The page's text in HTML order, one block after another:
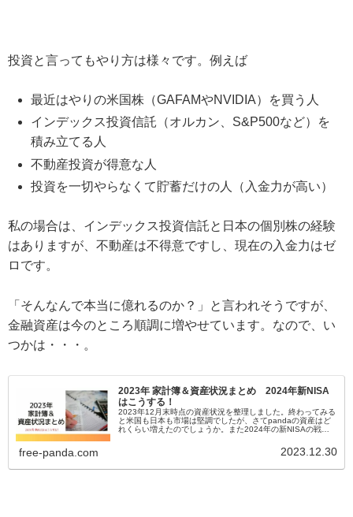
投資と言ってもやり方は様々です。例えば
最近はやりの米国株（GAFAMやNVIDIA）を買う人
インデックス投資信託（オルカン、S&P500など）を
積み立てる人
不動産投資が得意な人
投資を一切やらなくて貯蓄だけの人（入金力が高い）
私の場合は、インデックス投資信託と日本の個別株の経験
はありますが、不動産は不得意ですし、現在の入金力はゼ
ロです。
「そんなんで本当に億れるのか？」と言われそうですが、
金融資産は今のところ順調に増やせています。なので、い
つかは・・・。
2023年 家計簿＆資産状況まとめ 2024年新NISA
はこうする！
2023年12月末時点の資産状況を整理しました。終わってみる
と米国も日本も市場は堅調でしたが、さてpandaの資産はど
れくらい増えたのでしょうか。また2024年の新NISAの戦略
free-panda.com 2023.12.30